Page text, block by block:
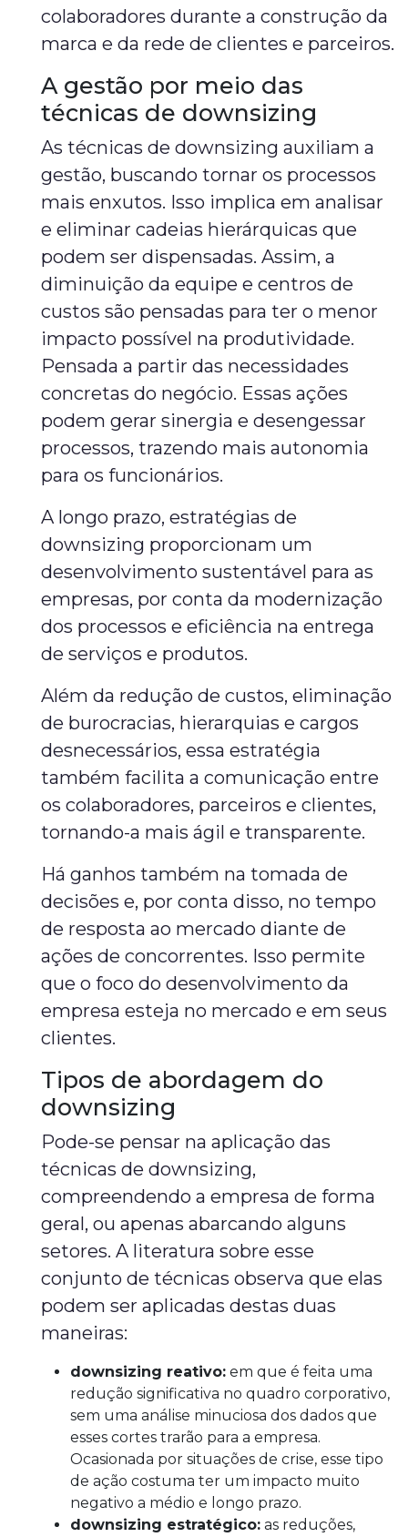
colaboradores durante a construção da
marca e da rede de clientes e parceiros.
A gestão por meio das
técnicas de downsizing
As técnicas de downsizing auxiliam a
gestão, buscando tornar os processos
mais enxutos. Isso implica em analisar
e eliminar cadeias hierárquicas que
podem ser dispensadas. Assim, a
diminuição da equipe e centros de
custos são pensadas para ter o menor
impacto possível na produtividade.
Pensada a partir das necessidades
concretas do negócio. Essas ações
podem gerar sinergia e desengessar
processos, trazendo mais autonomia
para os funcionários.
A longo prazo, estratégias de
downsizing proporcionam um
desenvolvimento sustentável para as
empresas, por conta da modernização
dos processos e eficiência na entrega
de serviços e produtos.
Além da redução de custos, eliminação
de burocracias, hierarquias e cargos
desnecessários, essa estratégia
também facilita a comunicação entre
os colaboradores, parceiros e clientes,
tornando-a mais ágil e transparente.
Há ganhos também na tomada de
decisões e, por conta disso, no tempo
de resposta ao mercado diante de
ações de concorrentes. Isso permite
que o foco do desenvolvimento da
empresa esteja no mercado e em seus
clientes.
Tipos de abordagem do
downsizing
Pode-se pensar na aplicação das
técnicas de downsizing,
compreendendo a empresa de forma
geral, ou apenas abarcando alguns
setores. A literatura sobre esse
conjunto de técnicas observa que elas
podem ser aplicadas destas duas
maneiras:
downsizing reativo: em que é feita uma
redução significativa no quadro corporativo,
sem uma análise minuciosa dos dados que
esses cortes trarão para a empresa.
Ocasionada por situações de crise, esse tipo
de ação costuma ter um impacto muito
negativo a médio e longo prazo.
downsizing estratégico: as reduções,